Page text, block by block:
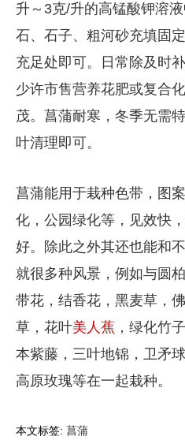
升～3克/升的高锰酸钾溶
石、石子、粗河砂充填固
充足处即可。日常除及时
少许市售营养花肥或复合
茂。菖蒲耐寒，冬季无需
叶清理即可。
菖蒲能用于栽种色带，图
化，公园绿化等，见效快
好。除此之外其还也能和
就很多种风景，例如与圆
带花，结香花，黑麦草，佛
草，花叶美人蕉，绿化竹
本紫藤，三叶地锦，卫矛
高原玫瑰等在一起栽种。
本文标签: 菖蒲